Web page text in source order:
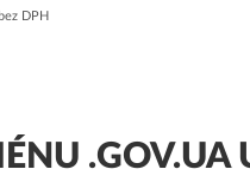
DPH
.GOV.UA